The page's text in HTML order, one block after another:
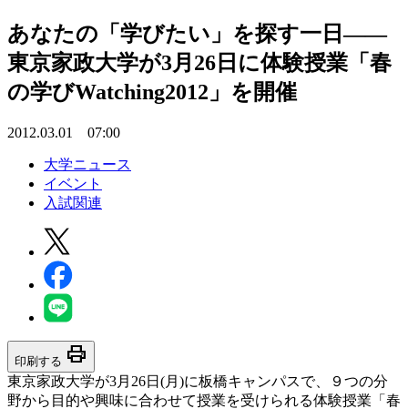
あなたの「学びたい」を探す一日――
東京家政大学が3月26日に体験授業「春
の学びWatching2012」を開催
2012.03.01 07:00
大学ニュース
イベント
入試関連
印刷する print
東京家政大学が3月26日(月)に板橋キャンパスで、９つの分
野から目的や興味に合わせて授業を受けられる体験授業「春